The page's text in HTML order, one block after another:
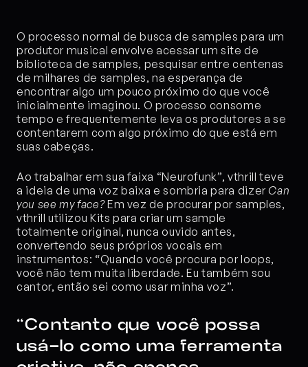
O processo normal de busca de samples para um
produtor musical envolve acessar um site de
biblioteca de samples, pesquisar entre centenas
de milhares de samples, na esperança de
encontrar algo um pouco próximo do que você
inicialmente imaginou. O processo consome
tempo e frequentemente leva os produtores a se
contentarem com algo próximo do que está em
suas cabeças.
Ao trabalhar em sua faixa “Neurofunk”, vthrill teve
a ideia de uma voz baixa e sombria para dizer Can
you see my face? Em vez de procurar por samples,
vthrill utilizou Kits para criar um sample
totalmente original, nunca ouvido antes,
convertendo seus próprios vocais em
instrumentos: “Quando você procura por loops,
você não tem muita liberdade. Eu também sou
cantor, então sei como usar minha voz”.
“Contanto que você possa
usá-lo como uma ferramenta